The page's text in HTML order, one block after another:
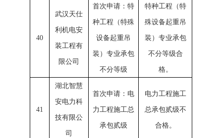
40
武汉天仕
利机电安
装工程有
限公司
首次申请：特
种工程（特殊
设备起重吊
装）专业承包
不分等级
特种工程（特
殊设备起重吊
装）专业承包
不分等级合
格。
41
湖北智慧
安电力科
技有限公
司
首次申请：电
力工程施工总
承包贰级
电力工程施工
总承包贰级不
合格。